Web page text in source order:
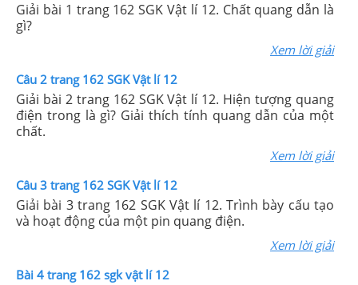
Giải bài 1 trang 162 SGK Vật lí 12. Chất quang dẫn là
gì?
Xem lời giải
Câu 2 trang 162 SGK Vật lí 12
Giải bài 2 trang 162 SGK Vật lí 12. Hiện tượng quang
điện trong là gì? Giải thích tính quang dẫn của một
chất.
Xem lời giải
Câu 3 trang 162 SGK Vật lí 12
Giải bài 3 trang 162 SGK Vật lí 12. Trình bày cấu tạo
và hoạt động của một pin quang điện.
Xem lời giải
Bài 4 trang 162 sgk vật lí 12